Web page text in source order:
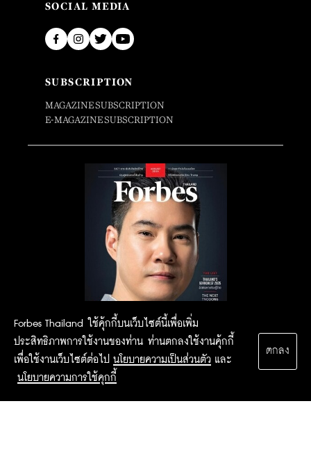
Forbes Thailand ใช้คุ้กกี้บนเว็บไซต์นี้เพื่อเพิ่ม
ประสิทธิภาพการใช้งานของท่าน ท่านตกลงใช้งานคุ้กกี้
เพื่อใช้งานเว็บไซต์ต่อไป นโยบายความเป็นส่วนตัว และ
นโยบายความการใช้คุกกี้
ตกลง
SOCIAL MEDIA
SUBSCRIPTION
MAGAZINE SUBSCRIPTION
E-MAGAZINE SUBSCRIPTION
2015 Forbesthailand.com ALL RIGHTS RESERVED